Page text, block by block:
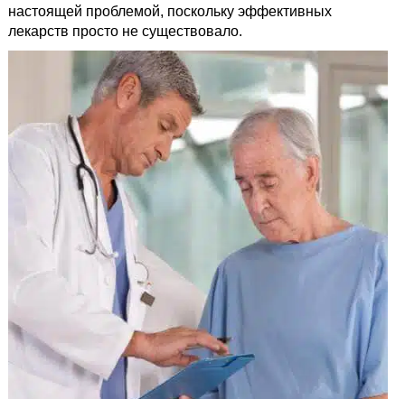
настоящей проблемой, поскольку эффективных
лекарств просто не существовало.